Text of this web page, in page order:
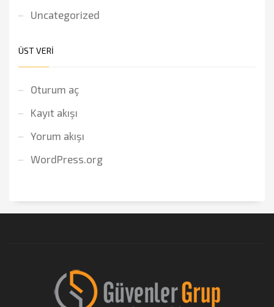
Uncategorized
ÜST VERI
Oturum aç
Kayıt akışı
Yorum akışı
WordPress.org